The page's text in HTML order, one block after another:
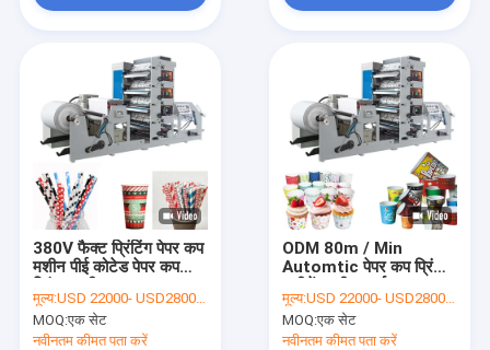
हमारे बारे में
कारखाना भ्रमण
गुणवत्ता नियंत्रण
संपर्क करें
समाचार
380V फैक्ट प्रिंटिंग पेपर कप
मशीन पीई कोटेड पेपर कप
मूल्य:USD 22000- USD28000 / set
MOQ:एक सेट
नवीनतम कीमत पता करें
ODM 80m / Min
Automtic पेपर कप प्रिंटिंग
मूल्य:USD 22000- USD28000 / set
MOQ:एक सेट
नवीनतम कीमत पता करें